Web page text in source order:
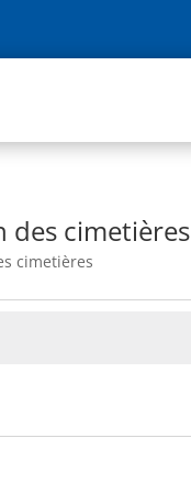
des cimetières
cimetières